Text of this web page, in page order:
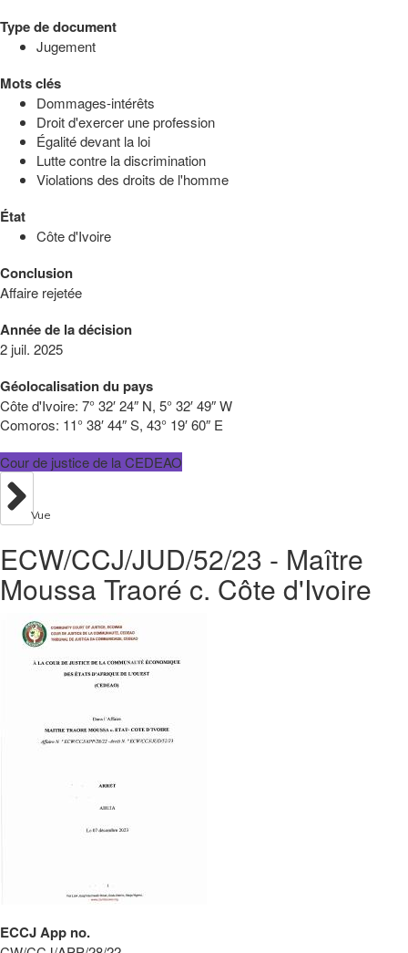
Type de document
Jugement
Mots clés
Dommages-intérêts
Droit d'exercer une profession
Égalité devant la loi
Lutte contre la discrimination
Violations des droits de l'homme
État
Côte d'Ivoire
Conclusion
Affaire rejetée
Année de la décision
2 juil. 2025
Géolocalisation du pays
Côte d'Ivoire: 7° 32′ 24″ N, 5° 32′ 49″ W
Comoros: 11° 38′ 44″ S, 43° 19′ 60″ E
Cour de justice de la CEDEAO
Vue
ECW/CCJ/JUD/52/23 - Maître
Moussa Traoré c. Côte d'Ivoire
ECCJ App no.